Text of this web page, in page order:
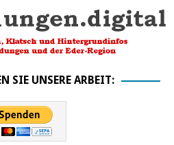
SIE UNSERE ARBEIT: